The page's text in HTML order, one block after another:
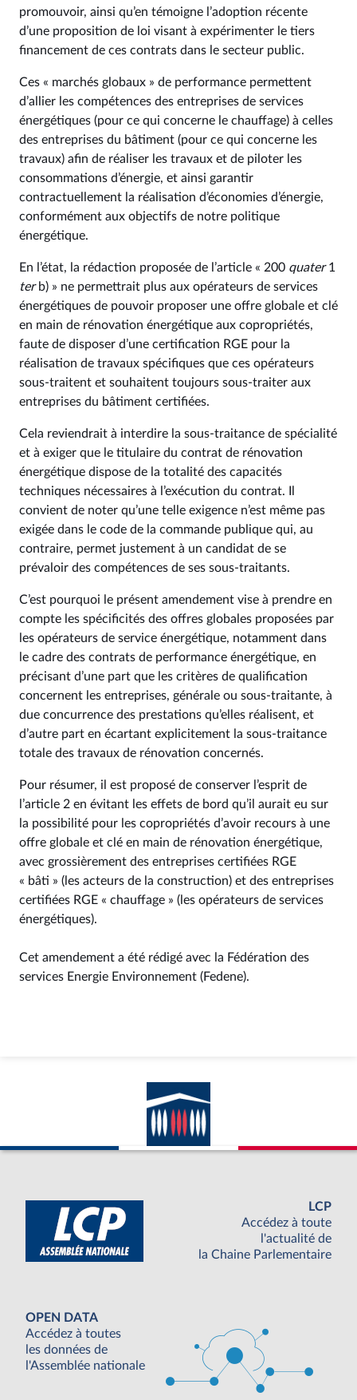
promouvoir, ainsi qu’en témoigne l’adoption récente
d’une proposition de loi visant à expérimenter le tiers
financement de ces contrats dans le secteur public.
Ces « marchés globaux » de performance permettent
d’allier les compétences des entreprises de services
énergétiques (pour ce qui concerne le chauffage) à celles
des entreprises du bâtiment (pour ce qui concerne les
travaux) afin de réaliser les travaux et de piloter les
consommations d’énergie, et ainsi garantir
contractuellement la réalisation d’économies d’énergie,
conformément aux objectifs de notre politique
énergétique.
En l’état, la rédaction proposée de l’article « 200 quater1
terb) » ne permettrait plus aux opérateurs de services
énergétiques de pouvoir proposer une offre globale et clé
en main de rénovation énergétique aux copropriétés,
faute de disposer d’une certification RGE pour la
réalisation de travaux spécifiques que ces opérateurs
sous-traitent et souhaitent toujours sous-traiter aux
entreprises du bâtiment certifiées.
Cela reviendrait à interdire la sous-traitance de spécialité
et à exiger que le titulaire du contrat de rénovation
énergétique dispose de la totalité des capacités
techniques nécessaires à l’exécution du contrat. Il
convient de noter qu’une telle exigence n’est même pas
exigée dans le code de la commande publique qui, au
contraire, permet justement à un candidat de se
prévaloir des compétences de ses sous-traitants.
C’est pourquoi le présent amendement vise à prendre en
compte les spécificités des offres globales proposées par
les opérateurs de service énergétique, notamment dans
le cadre des contrats de performance énergétique, en
précisant d’une part que les critères de qualification
concernent les entreprises, générale ou sous-traitante, à
due concurrence des prestations qu’elles réalisent, et
d’autre part en écartant explicitement la sous-traitance
totale des travaux de rénovation concernés.
Pour résumer, il est proposé de conserver l’esprit de
l’article 2 en évitant les effets de bord qu’il aurait eu sur
la possibilité pour les copropriétés d’avoir recours à une
offre globale et clé en main de rénovation énergétique,
avec grossièrement des entreprises certifiées RGE
« bâti » (les acteurs de la construction) et des entreprises
certifiées RGE « chauffage » (les opérateurs de services
énergétiques).
Cet amendement a été rédigé avec la Fédération des
services Energie Environnement (Fedene).
LCP
Accédez à toute
l'actualité de
la Chaine Parlementaire
OPEN DATA
Accédez à toutes
les données de
l'Assemblée nationale